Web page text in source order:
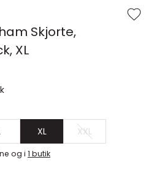
Skjorte,
XL
XL XXL
og i 1 butik